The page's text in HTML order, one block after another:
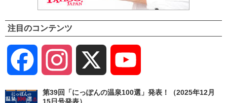
注目のコンテンツ
Facebook Instagram
Channel
第39回「にっぽんの温泉100選」発表！（2025年12月
15日号発表）